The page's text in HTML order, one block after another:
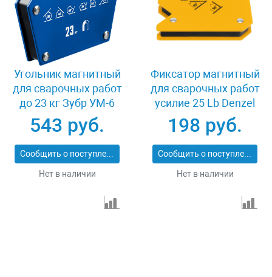
Угольник магнитный
для сварочных работ
до 23 кг Зубр УМ-6
40055-23
543 руб.
Сообщить о поступлении
Нет в наличии
Фиксатор магнитный
для сварочных работ
усилие 25 Lb Denzel
97551
198 руб.
Сообщить о поступлении
Нет в наличии